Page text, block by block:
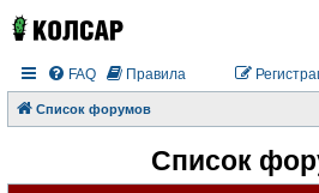
FAQ Правила
Список форумов
Список